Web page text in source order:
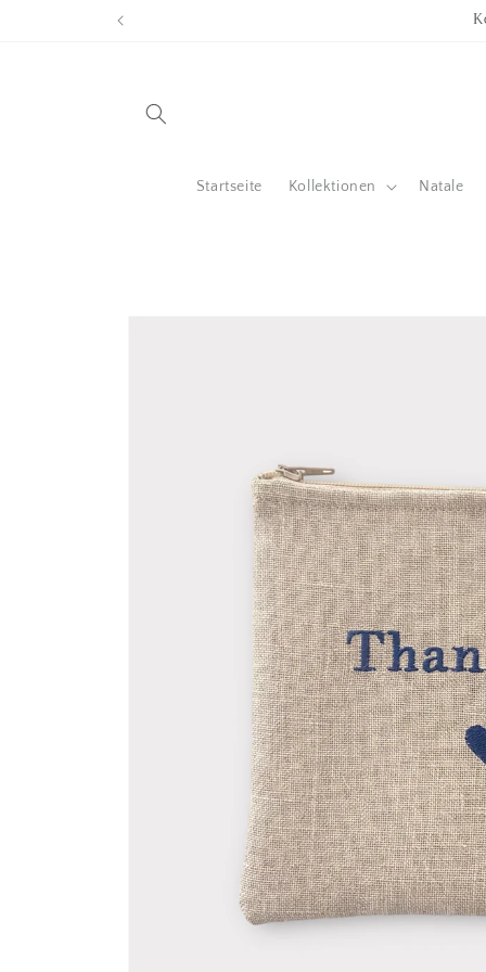
Startseite Kollektionen Natale